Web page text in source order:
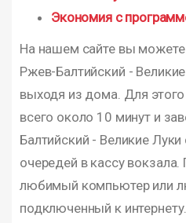
Экономия с
На нашем сайте вы
Ржев-Балтийский -
выходя из дома. Для
всего около 10 минут и
Балтийский - Великие
очередей в кассу
любимый компьютер или
подключенный к интернету.